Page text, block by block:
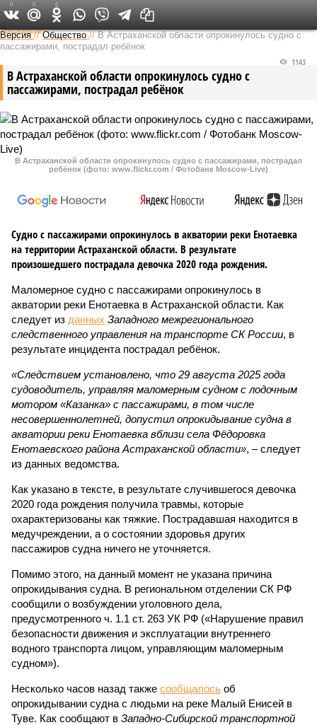
Федеральный выпуск
Версия //Общество //В Астраханской области опрокинулось судно с
пассажирами, пострадал ребёнок
В Астраханской области опрокинулось судно с
пассажирами, пострадал ребёнок
1143
В Астраханской области опрокинулось судно с пассажирами, пострадал
ребёнок (фото: www.flickr.com / Фотобанк Moscow-Live)
Судно с пассажирами опрокинулось в акватории реки Енотаевка
на территории Астраханской области. В результате
произошедшего пострадала девочка 2020 года рождения.
Маломерное судно с пассажирами опрокинулось в
акватории реки Енотаевка в Астраханской области. Как
следует из данных Западного межрегионального
следственного управления на транспорте СК России, в
результате инцидента пострадал ребёнок.
«Следствием установлено, что 29 августа 2025 года
судоводитель, управляя маломерным судном с лодочным
мотором «Казанка» с пассажирами, в том числе
несовершеннолетней, допустил опрокидывание судна в
акватории реки Енотаевка вблизи села Фёдоровка
Енотаевского района Астраханской области», – следует
из данных ведомства.
Как указано в тексте, в результате случившегося девочка
2020 года рождения получила травмы, которые
охарактеризованы как тяжкие. Пострадавшая находится в
медучреждении, а о состоянии здоровья других
пассажиров судна ничего не уточняется.
Помимо этого, на данный момент не указана причина
опрокидывания судна. В региональном отделении СК РФ
сообщили о возбуждении уголовного дела,
предусмотренного ч. 1.1 ст. 263 УК РФ («Нарушение правил
безопасности движения и эксплуатации внутреннего
водного транспорта лицом, управляющим маломерным
судном»).
Несколько часов назад также сообщалось об
опрокидывании судна с людьми на реке Малый Енисей в
Туве. Как сообщают в Западно-Сибирской транспортной
0 0 0